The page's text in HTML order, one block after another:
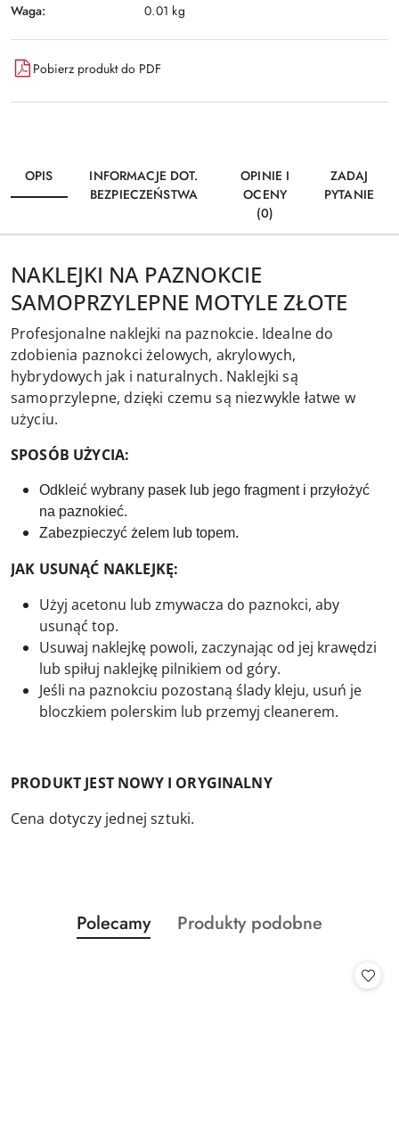
Waga: 0.01 kg
Pobierz produkt do PDF
OPIS
INFORMACJE DOT.
BEZPIECZEŃSTWA
OPINIE I
OCENY
(0)
ZADAJ
PYTANIE
NAKLEJKI NA PAZNOKCIE
SAMOPRZYLEPNE MOTYLE ZŁOTE
Profesjonalne naklejki na paznokcie. Idealne do
zdobienia paznokci żelowych, akrylowych,
hybrydowych jak i naturalnych. Naklejki są
samoprzylepne, dzięki czemu są niezwykle łatwe w
użyciu.
SPOSÓB UŻYCIA:
Odkleić wybrany pasek lub jego fragment i przyłożyć
na paznokieć.
Zabezpieczyć żelem lub topem.
JAK USUNĄĆ NAKLEJKĘ:
Użyj acetonu lub zmywacza do paznokci, aby
usunąć top.
Usuwaj naklejkę powoli, zaczynając od jej krawędzi
lub spiłuj naklejkę pilnikiem od góry.
Jeśli na paznokciu pozostaną ślady kleju, usuń je
bloczkiem polerskim lub przemyj cleanerem.
PRODUKT JEST NOWY I ORYGINALNY
Cena dotyczy jednej sztuki.
Pomiń karuzelę produktów
Produkty
o
Polecamy
Produkty
Produkty podobne